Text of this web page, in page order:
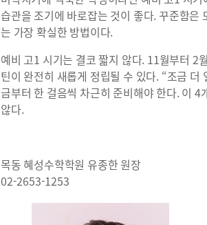
습관을 조기에 바로잡는 것이 좋다. 꾸준함
는 가장 확실한 방법이다.
예비 고1 시기는 결코 짧지 않다. 11월부터 2
틴이 완전히 새롭게 정립될 수 있다. “조금
금부터 한 걸음씩 차근히 준비해야 한다. 이
않다.
목동 혜성수학학원 유종한 원장
02-2653-1253